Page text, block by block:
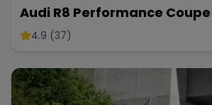
Audi R8 Performance Coupe
4.9 (37)